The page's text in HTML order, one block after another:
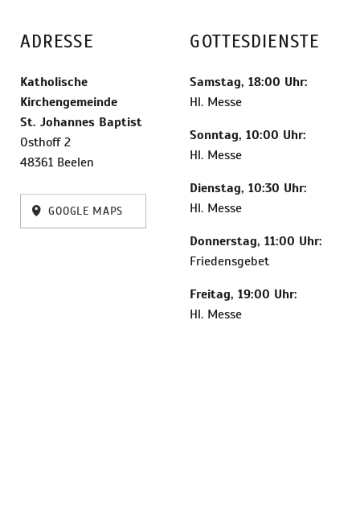
ADRESSE
Katholische
Kirchengemeinde
St. Johannes Baptist
Osthoff 2
48361 Beelen
GOOGLE MAPS
GOTTESDIENSTE
Samstag, 18:00 Uhr:
Hl. Messe
Sonntag, 10:00 Uhr:
Hl. Messe
Dienstag, 10:30 Uhr:
Hl. Messe
Donnerstag, 11:00 Uhr:
Friedensgebet
Freitag, 19:00 Uhr:
Hl. Messe